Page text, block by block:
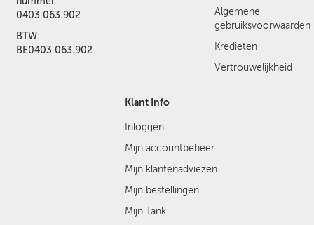
0403.063.902
BTW:
BE0403.063.902
Algemene
gebruiksvoorwaarden
Kredieten
Vertrouwelijkheid
Klant Info
Inloggen
Mijn accountbeheer
Mijn klantenadviezen
Mijn bestellingen
Mijn Tank